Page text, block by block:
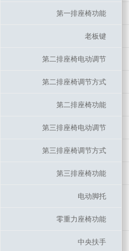
第一排座椅功能
老板键
第二排座椅电动调节
第二排座椅调节方式
第二排座椅功能
第三排座椅电动调节
第三排座椅调节方式
第三排座椅功能
电动脚托
零重力座椅功能
中央扶手
第一排座椅功能
老板键
第二排座椅电动调节
第二排座椅调节方式
第二排座椅功能
第三排座椅电动调节
第三排座椅调节方式
第三排座椅功能
电动脚托
零重力座椅功能
中央扶手